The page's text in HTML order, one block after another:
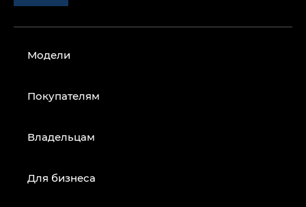
Модели
Покупателям
Владельцам
Для бизнеса